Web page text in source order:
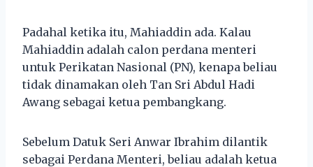
Padahal ketika itu, Mahiaddin ada. Kalau
Mahiaddin adalah calon perdana menteri
untuk Perikatan Nasional (PN), kenapa beliau
tidak dinamakan oleh Tan Sri Abdul Hadi
Awang sebagai ketua pembangkang.
Sebelum Datuk Seri Anwar Ibrahim dilantik
sebagai Perdana Menteri, beliau adalah ketua